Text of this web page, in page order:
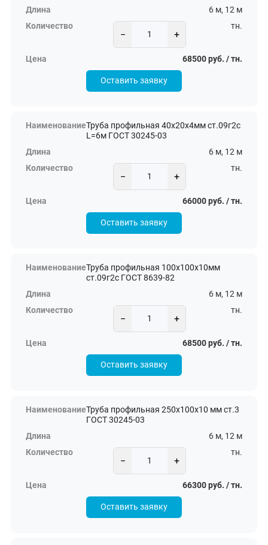
6 м, 12 м
− +
тн.
68500 руб. / тн.
Оставить заявку
Труба профильная 40х20х4мм ст.09г2с
L=6м ГОСТ 30245-03
6 м, 12 м
− +
тн.
66000 руб. / тн.
Оставить заявку
Труба профильная 100х100х10мм
ст.09г2с ГОСТ 8639-82
6 м, 12 м
− +
тн.
68500 руб. / тн.
Оставить заявку
Труба профильная 250х100х10 мм ст.3
ГОСТ 30245-03
6 м, 12 м
− +
тн.
66300 руб. / тн.
Оставить заявку